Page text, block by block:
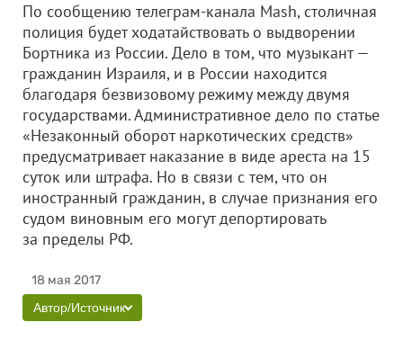
По сообщению телеграм-канала Mash, столичная
полиция будет ходатайствовать о выдворении
Бортника из России. Дело в том, что музыкант —
гражданин Израиля, и в России находится
благодаря безвизовому режиму между двумя
государствами. Административное дело по статье
«Незаконный оборот наркотических средств»
предусматривает наказание в виде ареста на 15
суток или штрафа. Но в связи с тем, что он
иностранный гражданин, в случае признания его
судом виновным его могут депортировать
за пределы РФ.
18 мая 2017
Автор/Источник